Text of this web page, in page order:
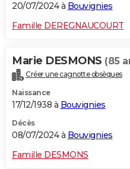
20/07/2024 à Bouvignies
Famille DEREGNAUCOURT
Marie DESMONS (85
Créer une cagnotte obsèques
Naissance
17/12/1938 à Bouvignies
Décès
08/07/2024 à Bouvignies
Famille DESMONS